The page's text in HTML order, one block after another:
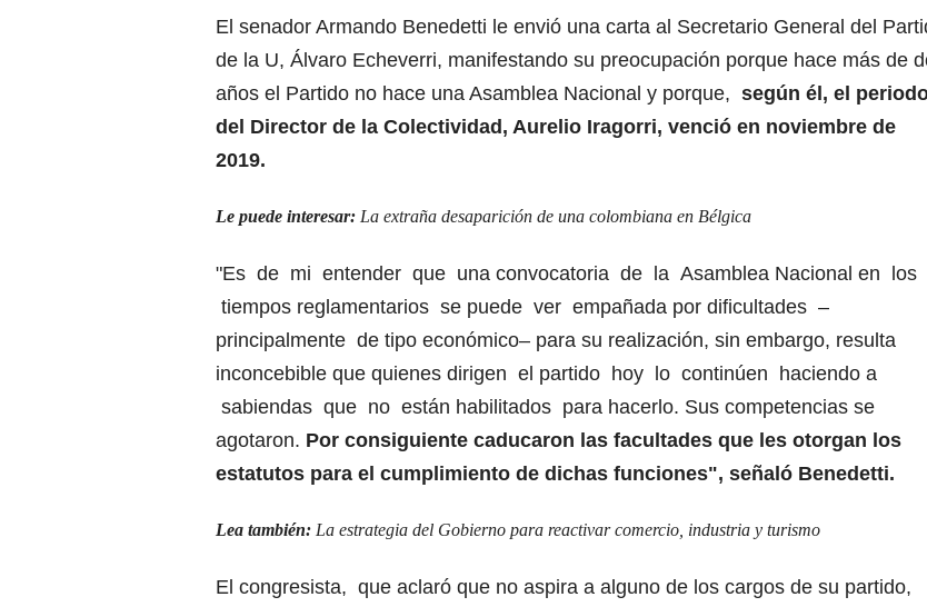
El senador Armando Benedetti le envió una carta al Secretario General del
de la U, Álvaro Echeverri, manifestando su preocupación porque hace más de
años el Partido no hace una Asamblea Nacional y porque, según él, el
del Director de la Colectividad, Aurelio Iragorri, venció en noviembre de
2019.
Le puede interesar: La extraña desaparición de una colombiana en Bélgica
"Es de mi entender que una convocatoria de la Asamblea Nacional en los
tiempos reglamentarios se puede ver empañada por dificultades –
principalmente de tipo económico– para su realización, sin embargo, resulta
inconcebible que quienes dirigen el partido hoy lo continúen haciendo a
sabiendas que no están habilitados para hacerlo. Sus competencias se
agotaron. Por consiguiente caducaron las facultades que les otorgan los
estatutos para el cumplimiento de dichas funciones", señaló Benedetti.
Lea también: La estrategia del Gobierno para reactivar comercio, industria y turismo
El congresista, que aclaró que no aspira a alguno de los cargos de su partido,